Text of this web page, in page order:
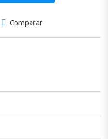
Comparar